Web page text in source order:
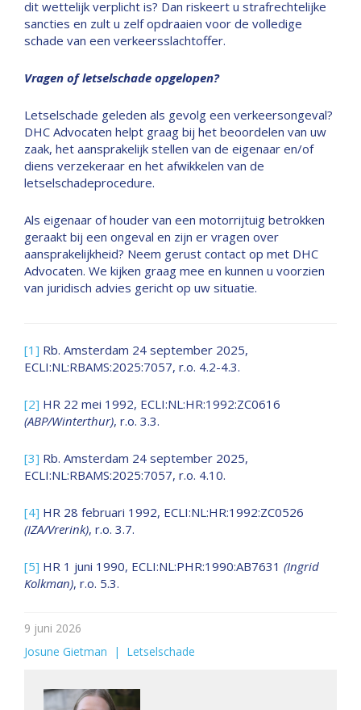
dit wettelijk verplicht is? Dan riskeert u strafrechtelijke
sancties en zult u zelf opdraaien voor de volledige
schade van een verkeersslachtoffer.
Vragen of letselschade opgelopen?
Letselschade geleden als gevolg een verkeersongeval?
DHC Advocaten helpt graag bij het beoordelen van uw
zaak, het aansprakelijk stellen van de eigenaar en/of
diens verzekeraar en het afwikkelen van de
letselschadeprocedure.
Als eigenaar of houder van een motorrijtuig betrokken
geraakt bij een ongeval en zijn er vragen over
aansprakelijkheid? Neem gerust contact op met DHC
Advocaten. We kijken graag mee en kunnen u voorzien
van juridisch advies gericht op uw situatie.
[1] Rb. Amsterdam 24 september 2025,
ECLI:NL:RBAMS:2025:7057, r.o. 4.2-4.3.
[2] HR 22 mei 1992, ECLI:NL:HR:1992:ZC0616
(ABP/Winterthur), r.o. 3.3.
[3] Rb. Amsterdam 24 september 2025,
ECLI:NL:RBAMS:2025:7057, r.o. 4.10.
[4] HR 28 februari 1992, ECLI:NL:HR:1992:ZC0526
(IZA/Vrerink), r.o. 3.7.
[5] HR 1 juni 1990, ECLI:NL:PHR:1990:AB7631 (Ingrid
Kolkman), r.o. 5.3.
9 juni 2026
Josune Gietman
  |
Letselschade